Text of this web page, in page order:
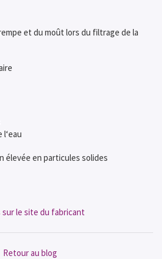
et du moût lors du filtrage de la
élevée en particules solides
le site du fabricant
Retour au blog